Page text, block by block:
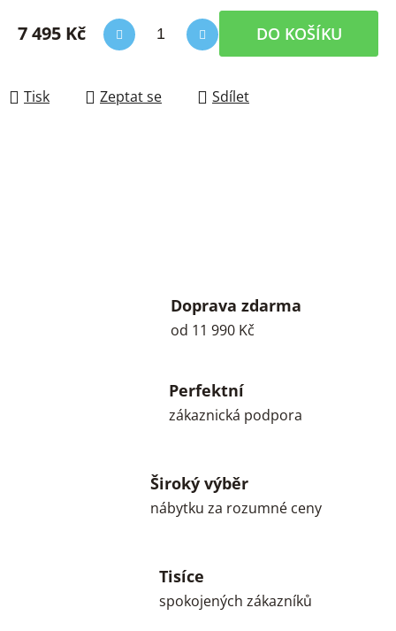
7 495 Kč DO KOŠÍKU
Tisk Zeptat se Sdílet
Doprava zdarma
od 11 990 Kč
Perfektní
zákaznická podpora
Široký výběr
nábytku za rozumné ceny
Tisíce
spokojených zákazníků